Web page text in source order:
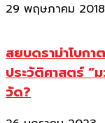
29 พฤษภาคม 2018
สยบดราม่าโบก
ประวัติศาสตร์ “
วัด?